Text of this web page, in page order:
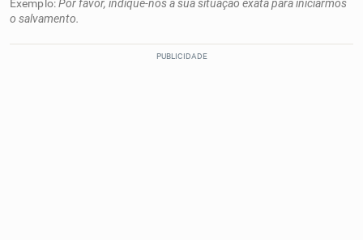
Exemplo:Por favor, indique-nos a sua situação exata para iniciarmos
o salvamento.